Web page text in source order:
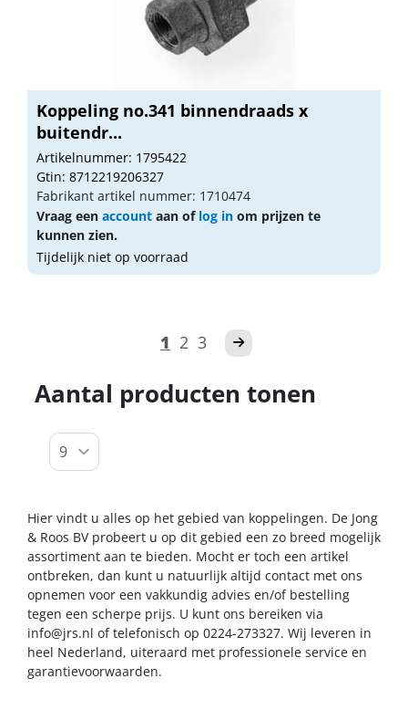
Koppeling no.341 binnendraads x
buitendr...
Artikelnummer: 1795422
Gtin: 8712219206327
Fabrikant artikel nummer: 1710474
Vraag een account aan of log in om prijzen te
kunnen zien.
Tijdelijk niet op voorraad
1 2 3
Aantal producten tonen
Hier vindt u alles op het gebied van koppelingen. De Jong
& Roos BV probeert u op dit gebied een zo breed mogelijk
assortiment aan te bieden. Mocht er toch een artikel
ontbreken, dan kunt u natuurlijk altijd contact met ons
opnemen voor een vakkundig advies en/of bestelling
tegen een scherpe prijs. U kunt ons bereiken via
info@jrs.nl of telefonisch op 0224-273327. Wij leveren in
heel Nederland, uiteraard met professionele service en
garantievoorwaarden.